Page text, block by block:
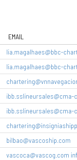
EMAIL
lia.magalhaes@bbc-
lia.magalhaes@bbc-
ibb.sslineursales@cma-
ibb.sslineursales@cma-
bilbao@vascoship.com
vascoca@vascog.com